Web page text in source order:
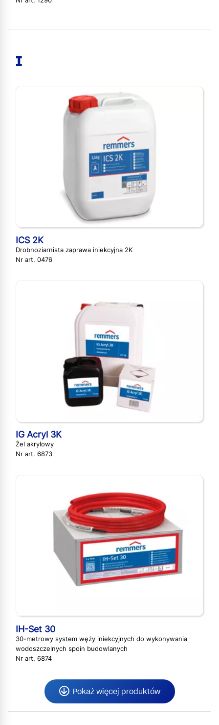
I
ICS 2K
Drobnoziarnista zaprawa iniekcyjna 2K
Nr art. 0476
IG Acryl 3K
Żel akrylowy
Nr art. 6873
IH-Set 30
30-metrowy system węży iniekcyjnych do wykonywania
wodoszczelnych spoin budowlanych
Nr art. 6874
Pokaż więcej produktów